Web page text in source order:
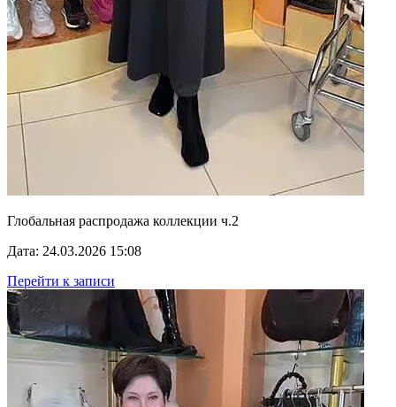
Глобальная распродажа коллекции ч.2
Дата: 24.03.2026 15:08
Перейти к записи